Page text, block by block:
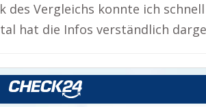
des Vergleichs konnte ich
hat die Infos verständlich